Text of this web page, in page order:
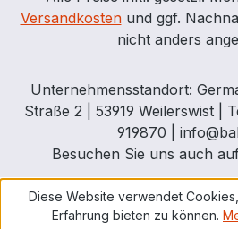
Versandkostenund ggf.
nicht anders
Unternehmensstandort:
Straße 2 | 53919 Weilerswist |
919870 |
Besuchen Sie uns auch
Diese Website verwendet
Erfahrung bieten zu können.